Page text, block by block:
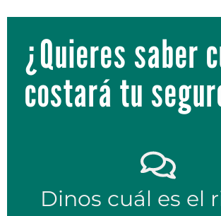
¿Quieres saber
costará tu
Dinos cuál es el